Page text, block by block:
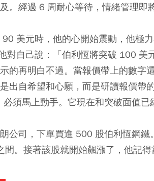
。經過 6 周耐心等待，情緒管理即
美元時，他的心開始震動，他極
對自己說：「伯利恆將突破 100 美
的再明白不過。當報價帶上的數字
出自希望和心願，而是研讀報價帶
須馬上動手。它現在和突破面值已
公司，下單買進 500 股伯利恆鋼鐵
間。接著該股就開始飆漲了，他記